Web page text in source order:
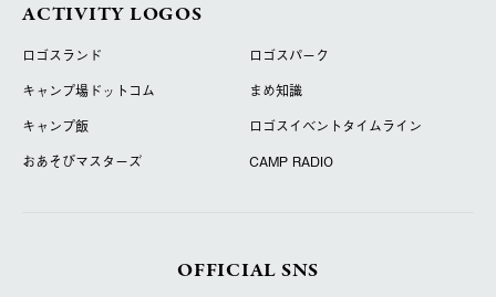
ACTIVITY LOGOS
ロゴスランド
ロゴスパーク
キャンプ場ドットコム
まめ知識
キャンプ飯
ロゴスイベントタイムライン
おあそびマスターズ
CAMP RADIO
OFFICIAL SNS